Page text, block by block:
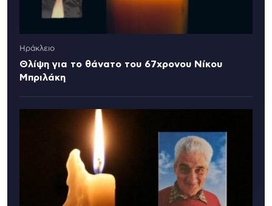
Ηράκλειο
Θλίψη για το θάνατο του 67χρονου Νίκου
Μπριλάκη